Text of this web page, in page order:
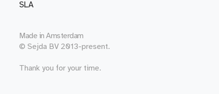
SLA
Made in Amsterdam
© Sejda BV 2013-present.
Thank you for your time.